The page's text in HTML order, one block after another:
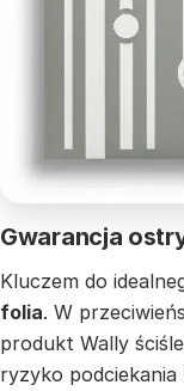
Gwarancja
Kluczem do
folia. W
produkt Wally
ryzyko